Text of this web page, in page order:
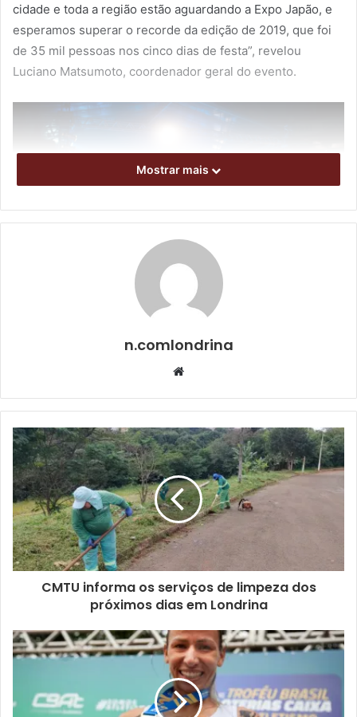
cidade e toda a região estão aguardando a Expo Japão, e
esperamos superar o recorde da edição de 2019, que foi
de 35 mil pessoas nos cinco dias de festa”, revelou
Luciano Matsumoto, coordenador geral do evento.
Foto: Pedro Matsuo/Expo Japão
Instalada em uma área de mais de 5 mil metros quadrados,
a Expo Japão contará com atrações tradicionais e
(tambores japoneses), Bon-Odori (dança tradicional),
Matsuri Dance (dança contemporânea), Ikebana (arranjos
florais), Bonsais (árvores em miniatura), desfile de
vestimentas japonesas, demonstrações de artes marciais,
entre outros.
O Espaço Nerd, sucesso entre os jovens, estará presente
novamente na festa apresentando as tendências da
cultura contemporânea oriental como o K-pop, oficinas de
de espaços dedicados a personagens atuais como os das
franquias Star Wars e Harry Potter.
A sede da ACEL fica na Rua Archiles Pimpão Ferreira,
Mostrar mais
n.comlondrina
Website
CMTU informa os serviços de limpeza dos
próximos dias em Londrina